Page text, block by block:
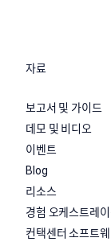
자료
보고서 및 가이드
데모 및 비디오
이벤트
Blog
리소스
경험 오케스트레
컨택센터 소프트